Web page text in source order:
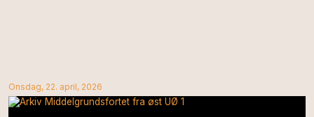
Onsdag, 22. april, 2026